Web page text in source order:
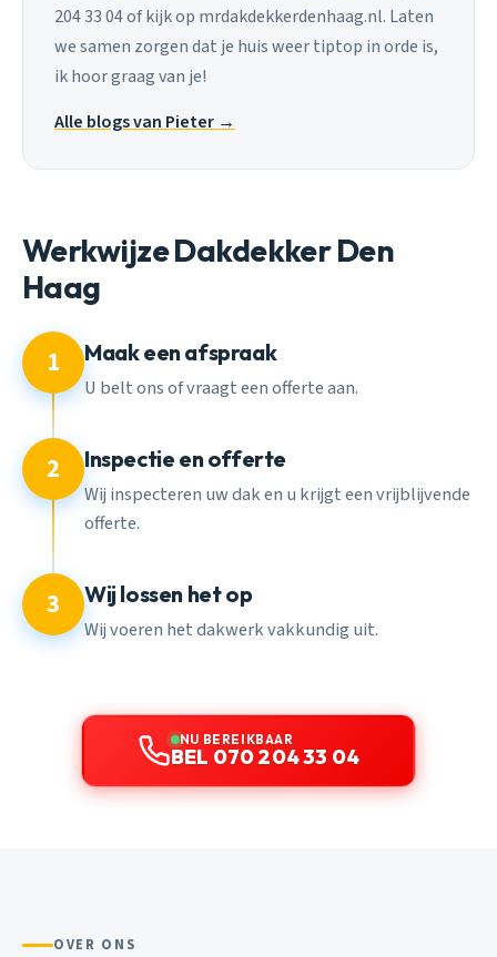
204 33 04 of kijk op mrdakdekkerdenhaag.nl. Laten
we samen zorgen dat je huis weer tiptop in orde is,
ik hoor graag van je!
Alle blogs van Pieter →
Werkwijze Dakdekker Den
Haag
1 Maak een afspraak
U belt ons of vraagt een offerte aan.
2 Inspectie en offerte
Wij inspecteren uw dak en u krijgt een vrijblijvende
offerte.
3 Wij lossen het op
Wij voeren het dakwerk vakkundig uit.
NU BEREIKBAAR
BEL 070 204 33 04
OVER ONS